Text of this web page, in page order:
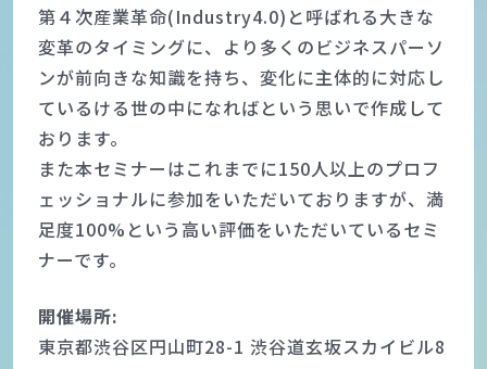
第４次産業革命(Industry4.0)と呼ばれる大きな
変革のタイミングに、より多くのビジネスパーソ
ンが前向きな知識を持ち、変化に主体的に対応し
ているける世の中になればという思いで作成して
おります。
また本セミナーはこれまでに150人以上のプロフ
ェッショナルに参加をいただいておりますが、満
足度100%という高い評価をいただいているセミ
ナーです。
開催場所:
東京都渋谷区円山町28-1 渋谷道玄坂スカイビル8